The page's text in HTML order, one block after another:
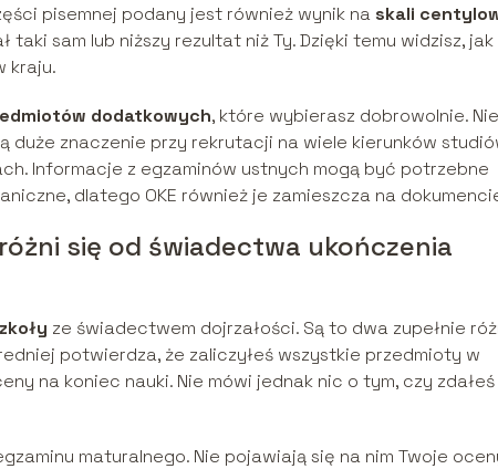
pisemnej podany jest również wynik na skali
sam lub niższy rezultat niż Ty. Dzięki temu widzisz, jak
kraju.
dodatkowych, które wybierasz dobrowolnie. Nie
duże znaczenie przy rekrutacji na wiele kierunków
Informacje z egzaminów ustnych mogą być potrzebne
dlatego OKE również je zamieszcza na
się od świadectwa ukończenia
ze świadectwem dojrzałości. Są to dwa zupełnie
potwierdza, że zaliczyłeś wszystkie przedmioty w
na koniec nauki. Nie mówi jednak nic o tym, czy zdałeś
maturalnego. Nie pojawiają się na nim Twoje